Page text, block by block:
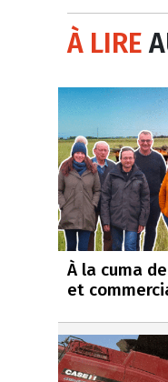
À LIRE
À la cuma
et